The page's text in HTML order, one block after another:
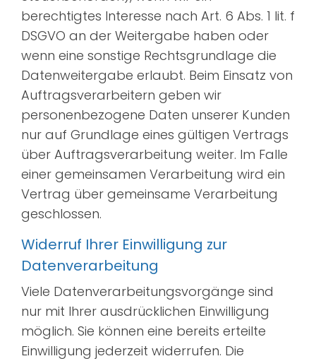
berechtigtes Interesse nach Art. 6 Abs. 1 lit. f
DSGVO an der Weitergabe haben oder
wenn eine sonstige Rechtsgrundlage die
Datenweitergabe erlaubt. Beim Einsatz von
Auftragsverarbeitern geben wir
personenbezogene Daten unserer Kunden
nur auf Grundlage eines gültigen Vertrags
über Auftragsverarbeitung weiter. Im Falle
einer gemeinsamen Verarbeitung wird ein
Vertrag über gemeinsame Verarbeitung
geschlossen.
Widerruf Ihrer Einwilligung zur
Datenverarbeitung
Viele Datenverarbeitungsvorgänge sind
nur mit Ihrer ausdrücklichen Einwilligung
möglich. Sie können eine bereits erteilte
Einwilligung jederzeit widerrufen. Die